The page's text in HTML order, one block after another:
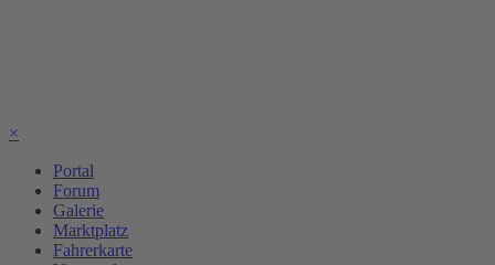
×
Portal
Forum
Galerie
Marktplatz
Fahrerkarte